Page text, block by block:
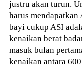
justru akan turun.
harus
bayi cukup ASI
kenaikan berat
masuk bulan
kenaikan antara